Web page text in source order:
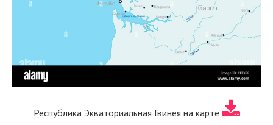
Республика Экваториальная Гвинея на карте